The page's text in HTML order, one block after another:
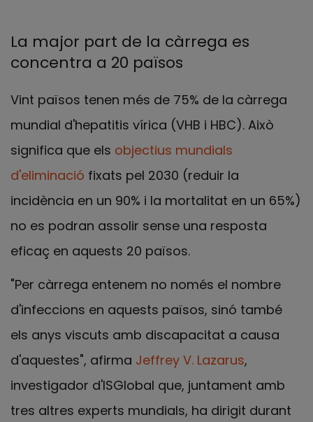
La major part de la càrrega es
concentra a 20 països
Vint països tenen més de 75% de la càrrega
mundial d'hepatitis vírica (VHB i HBC). Això
significa que els objectius mundials
d'eliminació fixats pel 2030 (reduir la
incidència en un 90% i la mortalitat en un 65%)
no es podran assolir sense una resposta
eficaç en aquests 20 països.
"Per càrrega entenem no només el nombre
d'infeccions en aquests països, sinó també
els anys viscuts amb discapacitat a causa
d'aquestes", afirma Jeffrey V. Lazarus,
investigador d'ISGlobal que, juntament amb
tres altres experts mundials, ha dirigit durant